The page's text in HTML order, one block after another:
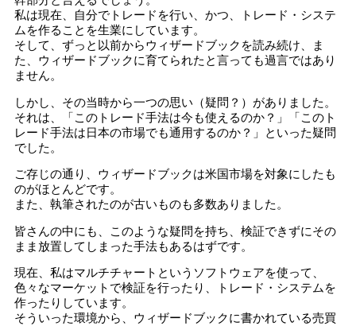
私は現在、自分でトレードを行い、かつ、トレード・システ
ムを作ることを生業にしています。
そして、ずっと以前からウィザードブックを読み続け、ま
た、ウィザードブックに育てられたと言っても過言ではあり
ません。
しかし、その当時から一つの思い（疑問？）がありました。
それは、「このトレード手法は今も使えるのか？」「このト
レード手法は日本の市場でも通用するのか？」といった疑問
でした。
ご存じの通り、ウィザードブックは米国市場を対象にしたも
のがほとんどです。
また、執筆されたのが古いものも多数ありました。
皆さんの中にも、このような疑問を持ち、検証できずにその
まま放置してしまった手法もあるはずです。
現在、私はマルチチャートというソフトウェアを使って、
色々なマーケットで検証を行ったり、トレード・システムを
作ったりしています。
そういった環境から、ウィザードブックに書かれている売買